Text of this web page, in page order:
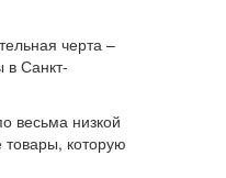
черта –
в Санкт-
весьма низкой
товары, которую